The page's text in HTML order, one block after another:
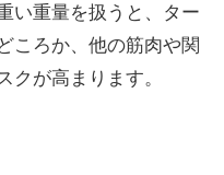
い重量を扱うと、ター
ころか、他の筋肉や関
クが高まります。